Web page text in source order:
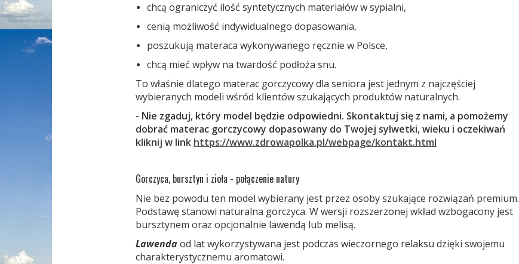
chcą ograniczyć ilość syntetycznych materiałów w sypialni,
cenią możliwość indywidualnego dopasowania,
poszukują materaca wykonywanego ręcznie w Polsce,
chcą mieć wpływ na twardość podłoża snu.
To właśnie dlatego materac gorczycowy dla seniora jest jednym z najczęściej
wybieranych modeli wśród klientów szukających produktów naturalnych.
- Nie zgaduj, który model będzie odpowiedni. Skontaktuj się z nami, a pomożemy
dobrać materac gorczycowy dopasowany do Twojej sylwetki, wieku i oczekiwań
kliknij w link https://www.zdrowapolka.pl/webpage/kontakt.html
Gorczyca, bursztyn i zioła - połączenie natury
Nie bez powodu ten model wybierany jest przez osoby szukające rozwiązań premium.
Podstawę stanowi naturalna gorczyca. W wersji rozszerzonej wkład wzbogacony jest
bursztynem oraz opcjonalnie lawendą lub melisą.
Lawendaod lat wykorzystywana jest podczas wieczornego relaksu dzięki swojemu
charakterystycznemu aromatowi.